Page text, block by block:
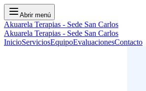
Abrir menú
Akuarela Terapias - Sede San Carlos
Akuarela Terapias - Sede San Carlos
InicioServiciosEquipoEvaluacionesContacto